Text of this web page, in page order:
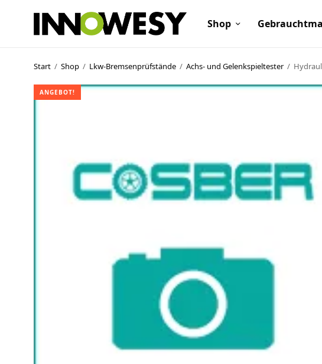
Shop
Start / Shop / Lkw-Bremsenprüfstände / Achs- und Gelenkspieltester /
ANGEBOT!
Shop
Sonderposten
Kontakt